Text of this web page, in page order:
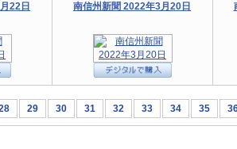
22日 南信州新聞 2022年3月20日
29 30 31 32 33 34 35